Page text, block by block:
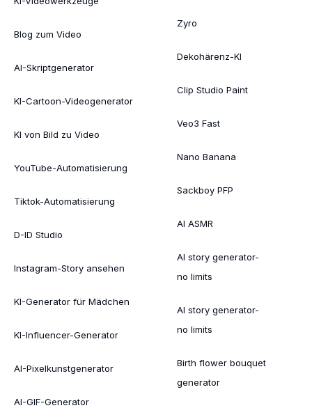
Blog zum Video
AI-Skriptgenerator
KI-Cartoon-Videogenerator
KI von Bild zu Video
YouTube-Automatisierung
Tiktok-Automatisierung
D-ID Studio
Instagram-Story ansehen
KI-Generator für Mädchen
KI-Influencer-Generator
AI-Pixelkunstgenerator
AI-GIF-Generator
Zyro
Dekohärenz-KI
Clip Studio Paint
Veo3 Fast
Nano Banana
Sackboy PFP
AI ASMR
AI story generator-
no limits
AI story generator-
no limits
Birth flower bouquet
generator